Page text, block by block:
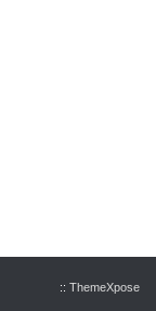
:: ThemeXpose